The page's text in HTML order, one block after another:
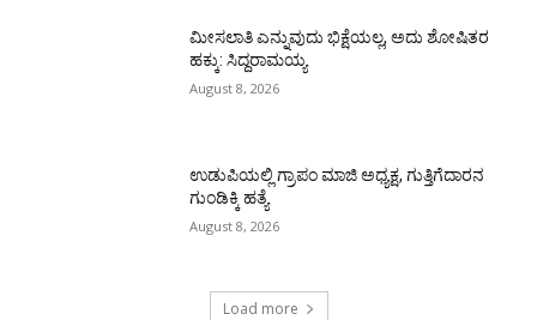
ಮೀಸಲಾತಿ ಎನ್ನುವುದು ಭಿಕ್ಷೆಯಲ್ಲ, ಅದು ಶೋಷಿತರ
ಹಕ್ಕು: ಸಿದ್ದರಾಮಯ್ಯ
August 8, 2026
ಉಡುಪಿಯಲ್ಲಿ ಗ್ರಾಪಂ ಮಾಜಿ ಅಧ್ಯಕ್ಷ, ಗುತ್ತಿಗೆದಾರನ
ಗುಂಡಿಕ್ಕಿ ಹತ್ಯೆ
August 8, 2026
Load more